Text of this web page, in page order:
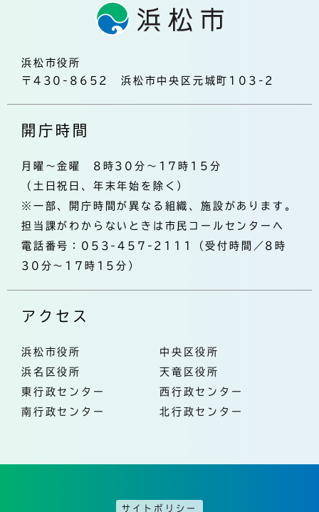
浜松市役所
〒430-8652 浜松市中央区元城町103-2
開庁時間
月曜～金曜 8時30分～17時15分
（土日祝日、年末年始を除く）
※一部、開庁時間が異なる組織、施設があります。
担当課がわからないときは市民コールセンターへ
電話番号：053-457-2111（受付時間／8時
30分～17時15分）
アクセス
浜松市役所
中央区役所
浜名区役所
天竜区役所
東行政センター
西行政センター
南行政センター
北行政センター
サイトポリシー